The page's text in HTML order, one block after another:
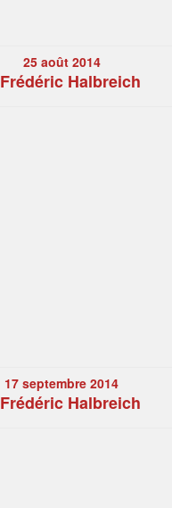
25 août 2014
Frédéric Halbreich
17 septembre 2014
Frédéric Halbreich